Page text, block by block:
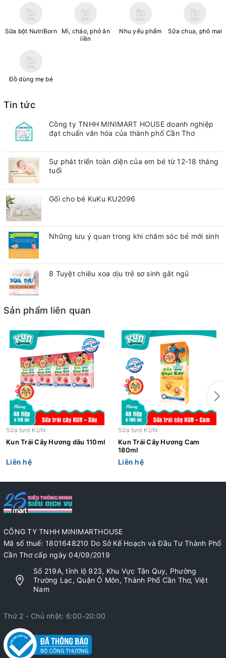
Sữa bột NutriBorn
Mì, cháo, phở ăn
liền
Nhu yếu phẩm Sữa chua, phô mai
Đồ dùng mẹ bé
Tin tức
Công ty TNHH MINIMART HOUSE doanh nghiệp
đạt chuẩn văn hóa của thành phố Cần Thơ
Sự phát triển toàn diện của em bé từ 12-18 tháng
tuổi
Gối cho bé KuKu KU2096
Những lưu ý quan trong khi chăm sóc bé mới sinh
8 Tuyệt chiêu xoa dịu trẻ sơ sinh gắt ngủ
Sản phẩm liên quan
Sữa tươi KUN
Kun Trái Cây Hương dâu 110ml
Liên hệ
Sữa tươi KUN
Kun Trái Cây Hương Cam
180ml
Liên hệ
CÔNG TY TNHH MINIMARTHOUSE
Mã số thuế: 1801648210 Do Sở Kế Hoạch và Đầu Tư Thành Phố
Cần Thơ cấp ngày 04/09/2019
Số 219A, tỉnh lộ 923, Khu Vực Tân Quy, Phường
Trường Lạc, Quận Ô Môn, Thành Phố Cần Thơ, Việt
Nam
Thứ 2 - Chủ nhật: 6:00-20:00